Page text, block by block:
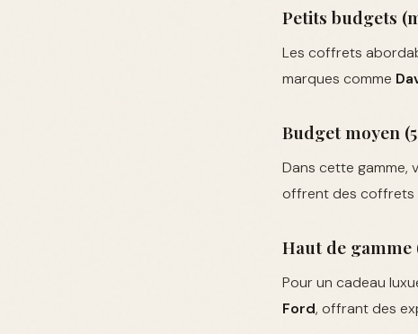
Petits budgets
Les coffrets
marques comme
Budget moyen
Dans cette gamme,
offrent des coffrets
Haut de gamme
Pour un cadeau
Ford, offrant des